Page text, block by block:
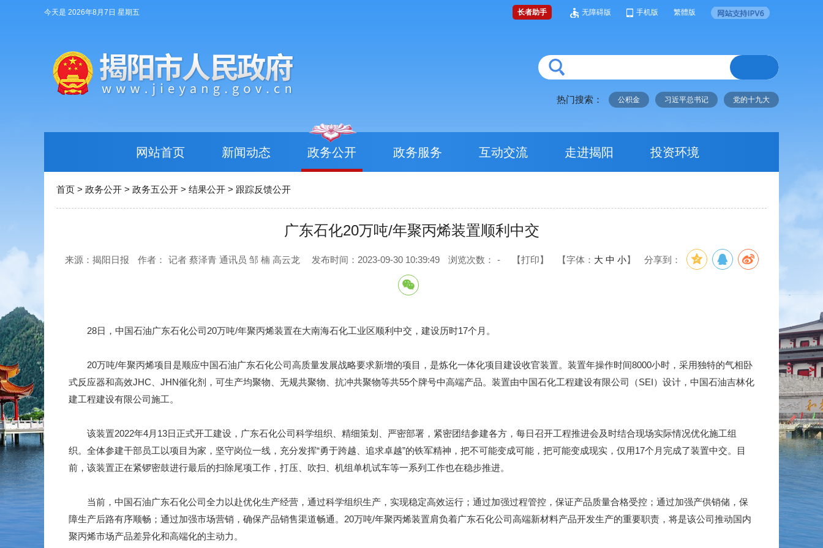
今天是 2026年8月7日 星期五 长者助手 无障碍版 手机版 繁體版
热门搜索： 公积金 习近平总书记 党的十九大
网站首页 新闻动态 政务公开 政务服务 互动交流 走进揭阳 投资环境
首页 > 政务公开 > 政务五公开 > 结果公开 > 跟踪反馈公开
广东石化20万吨/年聚丙烯装置顺利中交
来源：揭阳日报 作者： 记者 蔡泽青 通讯员 邹 楠 高云龙 发布时间：2023-09-30 10:39:49 浏览次数： - 【打印】 【字体： 大 中 小】 分享到：
28日，中国石油广东石化公司20万吨/年聚丙烯装置在大南海石化工业区顺利中交，建设历时17个月。
20万吨/年聚丙烯项目是顺应中国石油广东石化公司高质量发展战略要求新增的项目，是炼化一体化项目建设收官装置。装置年操作时间8000小时，采用独特的气相卧
式反应器和高效JHC、JHN催化剂，可生产均聚物、无规共聚物、抗冲共聚物等共55个牌号中高端产品。装置由中国石化工程建设有限公司（SEI）设计，中国石油吉林化
建工程建设有限公司施工。
该装置2022年4月13日正式开工建设，广东石化公司科学组织、精细策划、严密部署，紧密团结参建各方，每日召开工程推进会及时结合现场实际情况优化施工组
织。全体参建干部员工以项目为家，坚守岗位一线，充分发挥“勇于跨越、追求卓越”的铁军精神，把不可能变成可能，把可能变成现实，仅用17个月完成了装置中交。目
前，该装置正在紧锣密鼓进行最后的扫除尾项工作，打压、吹扫、机组单机试车等一系列工作也在稳步推进。
当前，中国石油广东石化公司全力以赴优化生产经营，通过科学组织生产，实现稳定高效运行；通过加强过程管控，保证产品质量合格受控；通过加强产供销储，保
障生产后路有序顺畅；通过加强市场营销，确保产品销售渠道畅通。20万吨/年聚丙烯装置肩负着广东石化公司高端新材料产品开发生产的重要职责，将是该公司推动国内
聚丙烯市场产品差异化和高端化的主动力。